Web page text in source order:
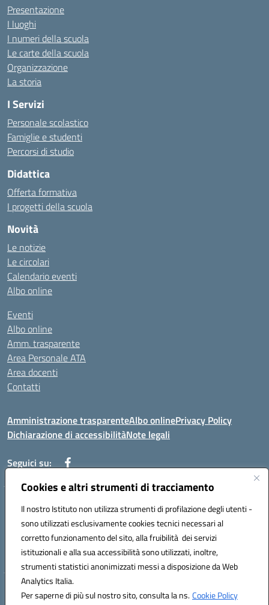
Cookies e altri strumenti di tracciamento
Il nostro Istituto non utilizza strumenti di profilazione degli utenti -
sono utilizzati esclusivamente cookies tecnici necessari al
corretto funzionamento del sito, alla fruibilità dei servizi
istituzionali e alla sua accessibilità sono utilizzati, inoltre,
strumenti statistici anonimizzati messi a disposizione da Web
Analytics Italia.
Per saperne di più sul nostro sito, consulta la ns.Cookie Policy
Presentazione
I luoghi
I numeri della scuola
Le carte della scuola
Organizzazione
La storia
I Servizi
Personale scolastico
Famiglie e studenti
Percorsi di studio
Didattica
Offerta formativa
I progetti della scuola
Novità
Le notizie
Le circolari
Calendario eventi
Albo online
Eventi
Albo online
Amm. trasparente
Area Personale ATA
Area docenti
Contatti
Amministrazione trasparenteAlbo onlinePrivacy Policy
Dichiarazione di accessibilitàNote legali
Seguici su:
Indirizzo: VIA BRECCIAME, 46 - 81024 MADDALONI (CE)
Mail: CEIC8AU001@istruzione.it - Pec: CEIC8AU001@pec.istruzione.it -
Telefono: 0823408721
Meccanografico: CEIC8AU001
Codice fiscale: 93086080616
Hosting & Powered by 3D Solution S.r.l.